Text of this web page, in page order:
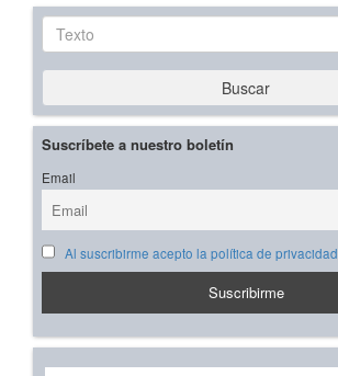
Texto
Buscar
Suscríbete a nuestro boletín
Email
Al suscribirme acepto la política de privacidad